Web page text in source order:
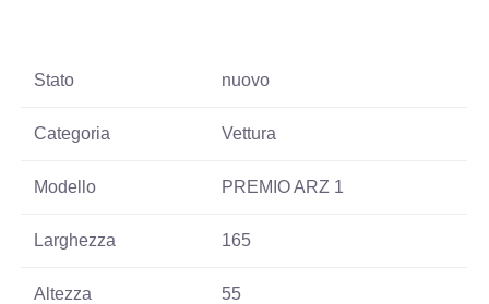
Stato nuovo
Categoria Vettura
Modello PREMIO ARZ 1
Larghezza 165
Altezza 55